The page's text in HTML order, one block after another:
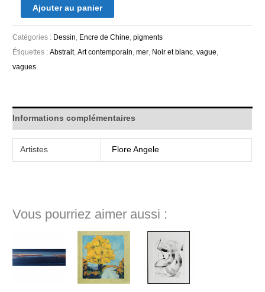
Ajouter au panier
Catégories : Dessin Encre de Chine ,pigments
Étiquettes :Abstrait,Art contemporain ,mer Noir et blanc ,vague
vagues
Informations complémentaires
Artistes Flore Angele
Vous pourriez aimer aussi :